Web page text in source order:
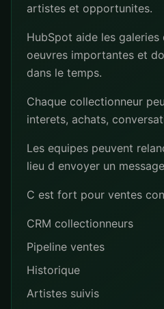
artistes et opportunites.
HubSpot aide les
oeuvres importantes et
dans le temps.
Chaque collectionneur
interets, achats,
Les equipes peuvent
lieu d envoyer un
C est fort pour ventes
CRM collectionneurs
Pipeline ventes
Historique
Artistes suivis